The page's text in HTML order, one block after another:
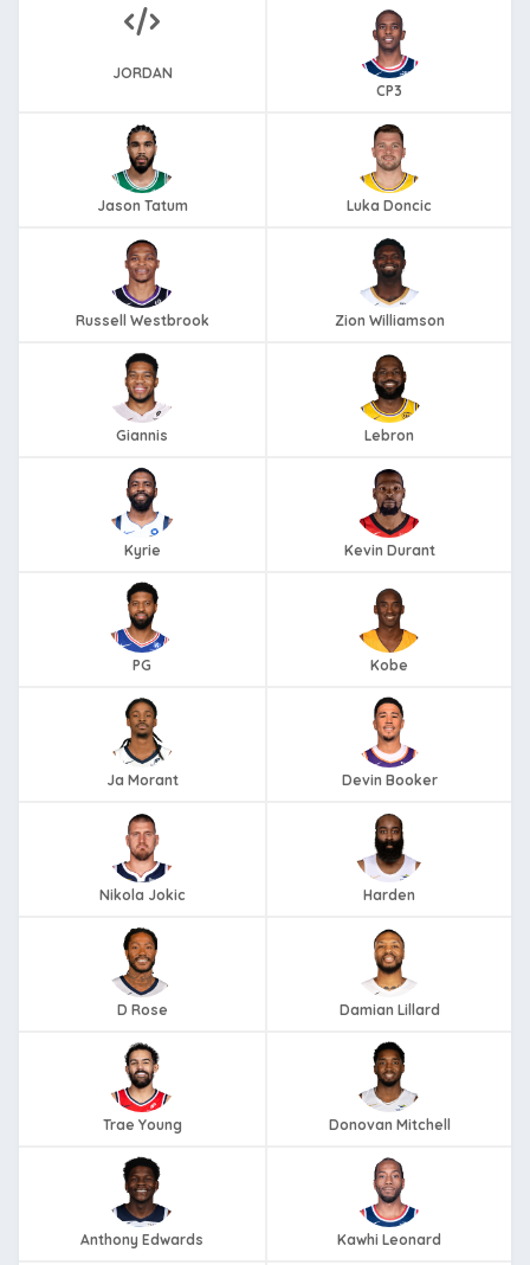
JORDAN
CP3
Jason Tatum Luka Doncic
Russell Westbrook Zion Williamson
Giannis Lebron
Kyrie Kevin Durant
PG Kobe
Ja Morant Devin Booker
Nikola Jokic Harden
D Rose Damian Lillard
Trae Young Donovan Mitchell
Anthony Edwards Kawhi Leonard